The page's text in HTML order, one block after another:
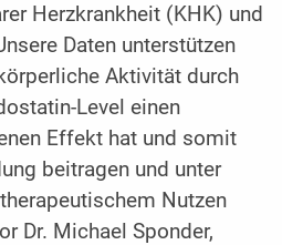
Herzkrankheit (KHK) und
Daten unterstützen
Aktivität durch
Level einen
Effekt hat und somit
beitragen und unter
Nutzen
Dr. Michael Sponder,